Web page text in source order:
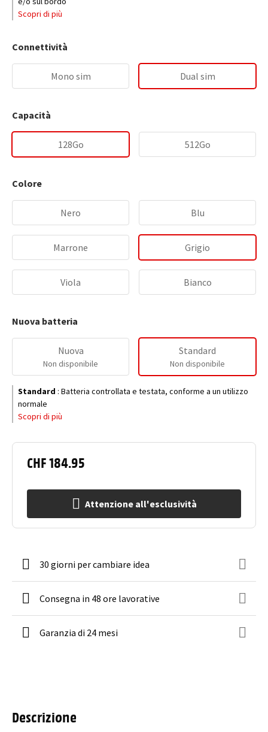
CHF 184.95
Attenzione all'esclusività
Scopri di più
Connettività
Mono sim Dual sim
Capacità
128Go 512Go
Colore
Nero Blu
Marrone Grigio
Viola Bianco
Nuova batteria
Nuova
Non disponibile
Standard
Non disponibile
Standard : Batteria controllata e testata, conforme a un utilizzo
normale
Scopri di più
30 giorni per cambiare idea
Consegna in 48 ore lavorative
Garanzia di 24 mesi
Descrizione